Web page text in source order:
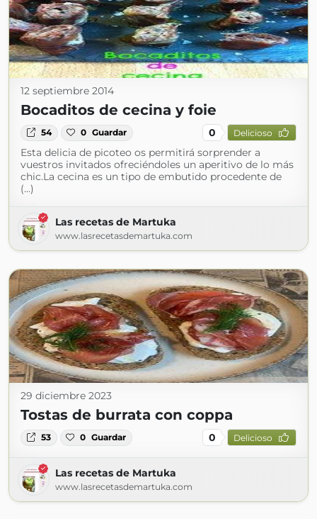
12 septiembre 2014
Bocaditos de cecina y foie
54 0 Guardar 0 Delicioso
Esta delicia de picoteo os permitirá sorprender a
vuestros invitados ofreciéndoles un aperitivo de lo más
chic.La cecina es un tipo de embutido procedente de
(...)
Las recetas de Martuka
www.lasrecetasdemartuka.com
29 diciembre 2023
Tostas de burrata con coppa
53 0 Guardar 0 Delicioso
Las recetas de Martuka
www.lasrecetasdemartuka.com